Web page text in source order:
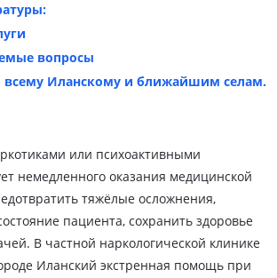
вопросы
всему Иланскому и ближайшим селам.
или психоактивными
немедленного оказания медицинской
тяжёлые осложнения,
пациента, сохранить здоровье
В частной наркологической клинике
Иланский экстренная помощь при